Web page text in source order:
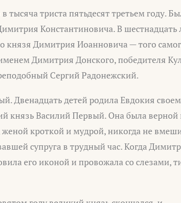
тысяча триста пятьдесят третьем году.
Константиновича. В шестнадцать
князя Димитрия Иоанновича — того
Димитрия Донского, победителя
Сергий Радонежский.
Двенадцать детей родила Евдокия
князь Василий Первый. Она была
женой кроткой и мудрой, никогда не
супруга в трудный час. Когда
его иконой и провожала со слезами,